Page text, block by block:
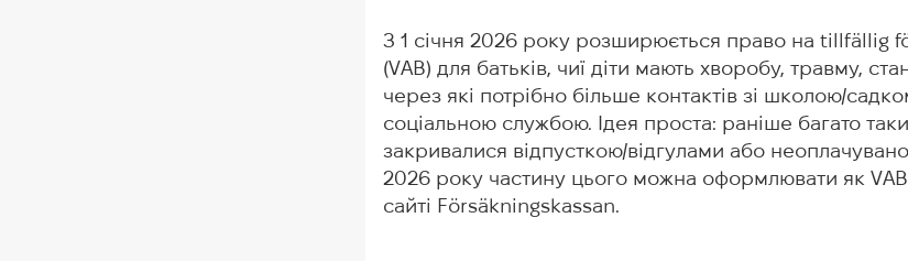
З 1 січня 2026 року розширюється право на tillfällig
(VAB) для батьків, чиї діти мають хворобу, травму, стан
через які потрібно більше контактів зі школою/
соціальною службою. Ідея проста: раніше багато
закривалися відпусткою/відгулами або
2026 року частину цього можна оформлювати як
сайті Försäkningskassan.